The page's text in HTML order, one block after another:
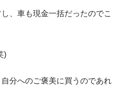
、車も現金一括だったのでこ
)
分へのご褒美に買うのであれ